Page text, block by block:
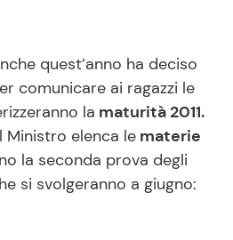
Cucina e Ricette
Consigli di Cucina
Dolci
quest’anno ha deciso
comunicare ai ragazzi le
la maturità 2011.
Ministro elenca le materie
la seconda prova degli
si svolgeranno a giugno: